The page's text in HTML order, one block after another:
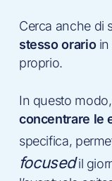
Cerca anche di
stesso orarioin
proprio.
In questo
concentrare le
specifica,
focusedil